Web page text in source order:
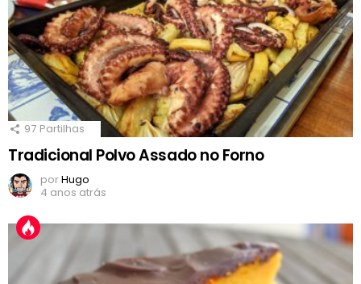
97 Partilhas
Tradicional Polvo Assado no Forno
porHugo
4 anos atrás